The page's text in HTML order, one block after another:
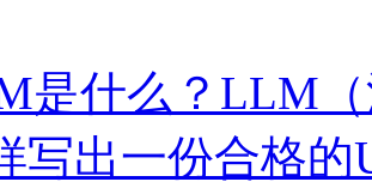
是什么？LLM
写出一份合格的